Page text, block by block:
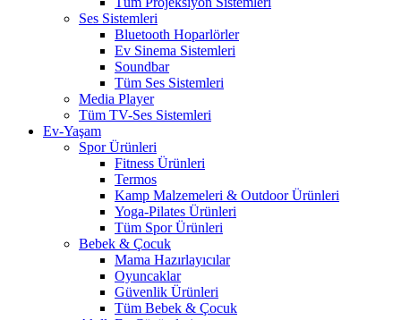
Ses Sistemleri
Bluetooth Hoparlörler
Ev Sinema Sistemleri
Soundbar
Tüm Ses Sistemleri
Media Player
Tüm TV-Ses Sistemleri
Ev-Yaşam
Spor Ürünleri
Fitness Ürünleri
Termos
Kamp Malzemeleri & Outdoor Ürünleri
Yoga-Pilates Ürünleri
Tüm Spor Ürünleri
Bebek & Çocuk
Mama Hazırlayıcılar
Oyuncaklar
Güvenlik Ürünleri
Tüm Bebek & Çocuk